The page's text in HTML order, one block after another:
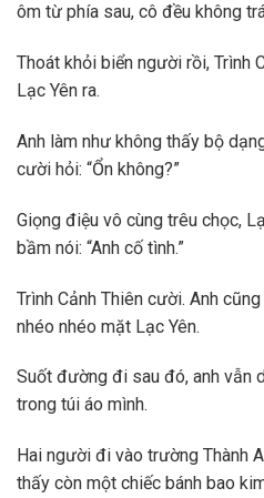
ôm từ phía sau, cô đều không
Thoát khỏi biển người rồi, Trình
Lạc Yên ra.
Anh làm như không thấy bộ
cười hỏi: “Ổn không?”
Giọng điệu vô cùng trêu chọc,
bầm nói: “Anh cố tình.”
Trình Cảnh Thiên cười. Anh
nhéo nhéo mặt Lạc Yên.
Suốt đường đi sau đó, anh vẫn
trong túi áo mình.
Hai người đi vào trường Thành
thấy còn một chiếc bánh bao